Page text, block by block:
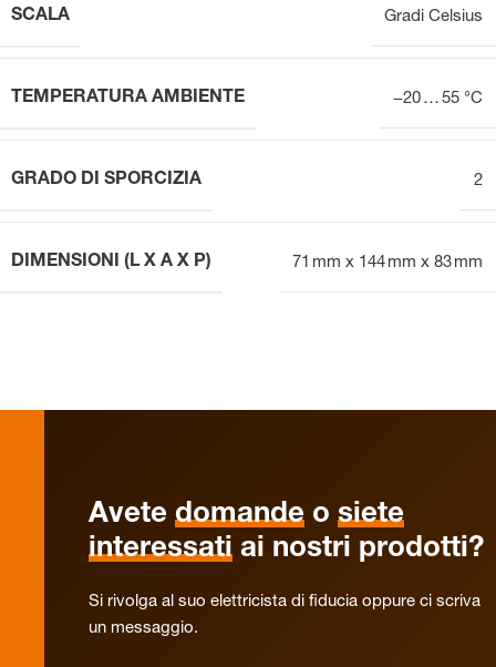
SCALA Gradi Celsius
TEMPERATURA AMBIENTE −20 … 55 °C
GRADO DI SPORCIZIA 2
DIMENSIONI (L X A X P) 71 mm x 144 mm x 83 mm
Avete domande o siete
interessati ai nostri prodotti?
Si rivolga al suo elettricista di fiducia oppure ci scriva
un messaggio.